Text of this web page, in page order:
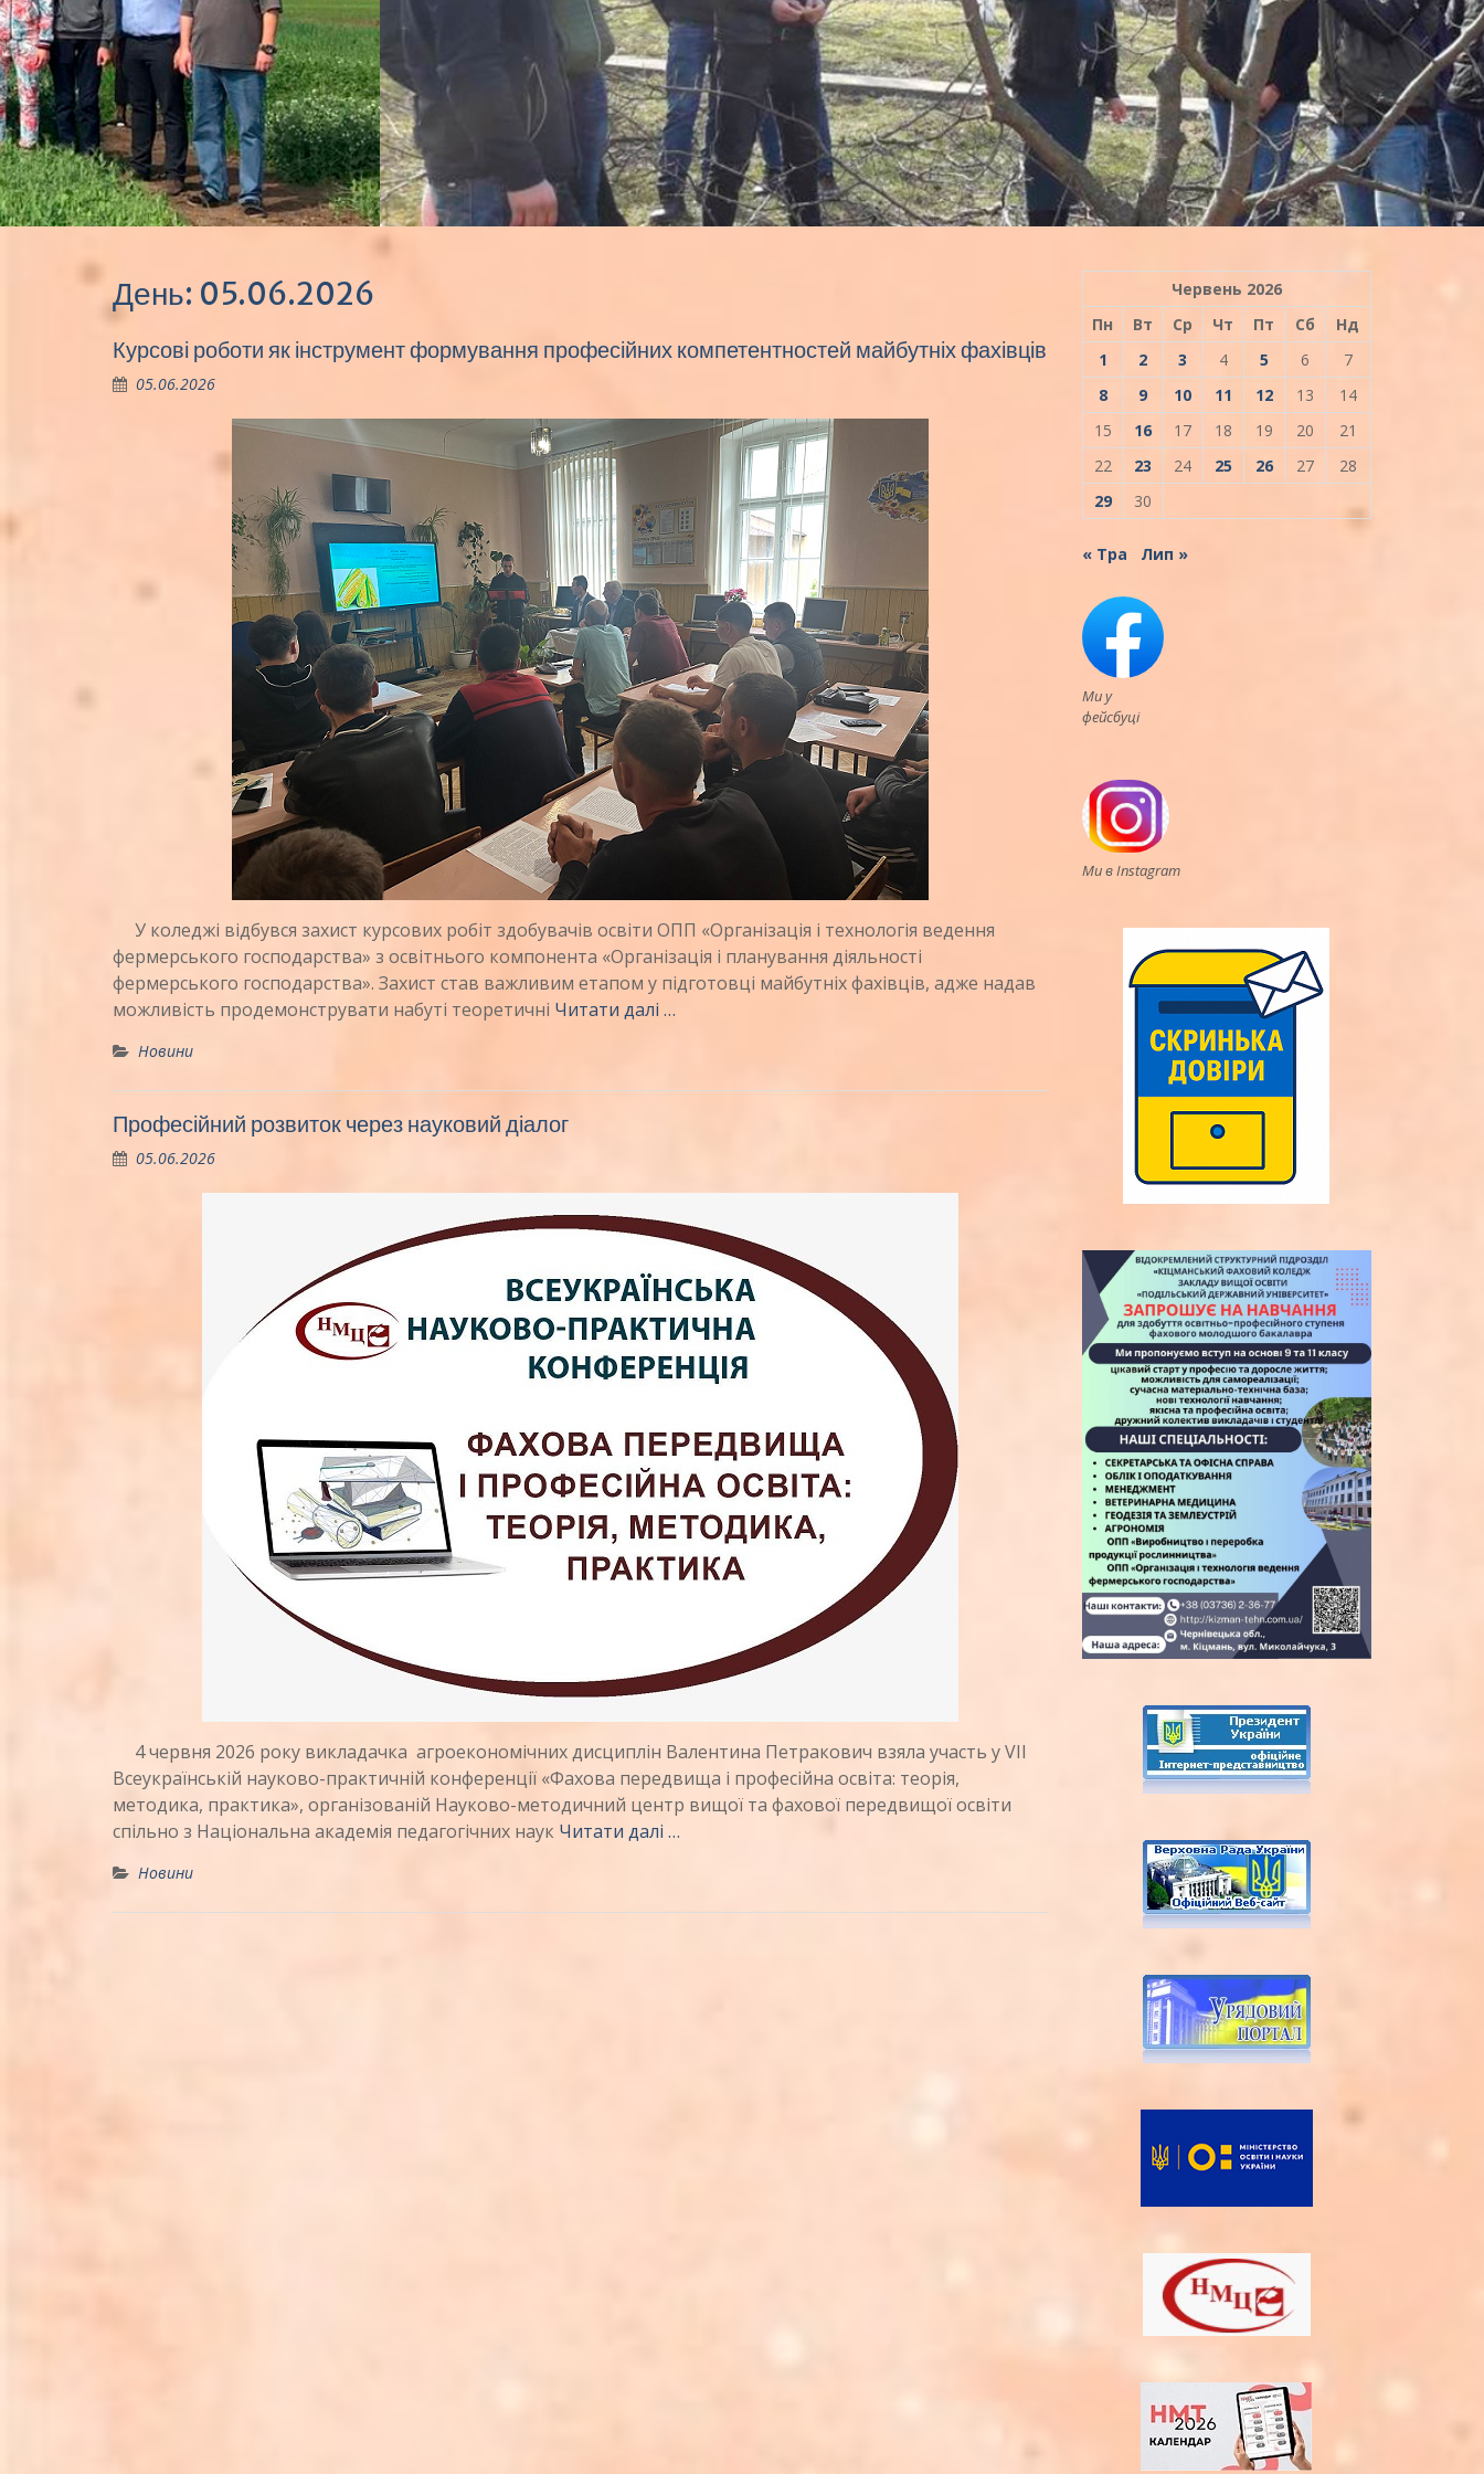
День: 05.06.2026
Курсові роботи як інструмент формування професійних компетентностей майбутніх фахівців
05.06.2026
У коледжі відбувся захист курсових робіт здобувачів освіти ОПП «Організація і технологія ведення
фермерського господарства» з освітнього компонента «Організація і планування діяльності
фермерського господарства». Захист став важливим етапом у підготовці майбутніх фахівців, адже надав
можливість продемонструвати набуті теоретичні Читати далі …
Новини
Професійний розвиток через науковий діалог
05.06.2026
4 червня 2026 року викладачка агроекономічних дисциплін Валентина Петракович взяла участь у VІІ
Всеукраїнській науково-практичній конференції «Фахова передвища і професійна освіта: теорія,
методика, практика», організованій Науково-методичний центр вищої та фахової передвищої освіти
спільно з Національна академія педагогічних наук Читати далі …
Новини
Червень 2026
Пн
Вт Ср Чт Пт Сб
Нд
1
2 3 4 5 6
7
8
9 10 11 12 13
14
15
16 17 18 19 20
21
22
23 24 25 26 27
28
29
30
« Тра Лип »
Ми у
фейсбуці
Ми в Instagram